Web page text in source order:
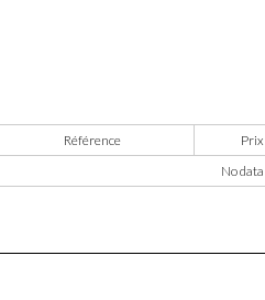
Référence
No